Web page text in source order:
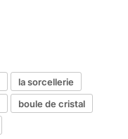
la sorcellerie
boule de cristal